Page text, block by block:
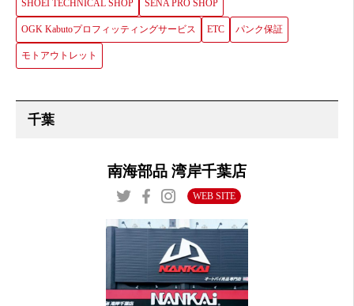
SHOEI TECHNICAL SHOP SENA PRO SHOP
OGK Kabutoプロフィッティングサービス ETC パンク保証
モトアウトレット
南海部品 湾岸千葉店
WEB SITE